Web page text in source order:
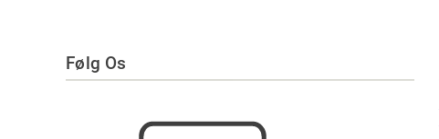
Følg Os